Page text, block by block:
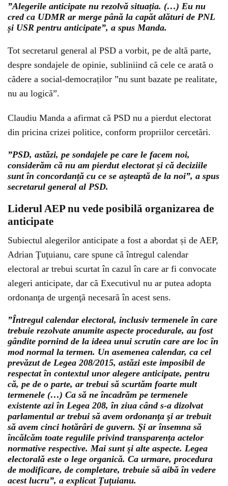
”Alegerile anticipate nu rezolvă situația. (…) Eu nu
cred ca UDMR ar merge până la capăt alături de PNL
și USR pentru anticipate”, a spus Manda.
Tot secretarul general al PSD a vorbit, pe de altă parte,
despre sondajele de opinie, subliniind că cele ce arată o
cădere a social-democraților ”nu sunt bazate pe realitate,
nu au logică”.
Claudiu Manda a afirmat că PSD nu a pierdut electorat
din pricina crizei politice, conform propriilor cercetări.
”PSD, astăzi, pe sondajele pe care le facem noi,
considerăm că nu am pierdut electorat și că deciziile
sunt în concordanță cu ce se așteaptă de la noi”, a spus
secretarul general al PSD.
Liderul AEP nu vede posibilă organizarea de
anticipate
Subiectul alegerilor anticipate a fost a abordat și de AEP,
Adrian Ţuţuianu, care spune că întregul calendar
electoral ar trebui scurtat în cazul în care ar fi convocate
alegeri anticipate, dar că Executivul nu ar putea adopta
ordonanţa de urgenţă necesară în acest sens.
”Întregul calendar electoral, inclusiv termenele în care
trebuie rezolvate anumite aspecte procedurale, au fost
gândite pornind de la ideea unui scrutin care are loc în
mod normal la termen. Un asemenea calendar, ca cel
prevăzut de Legea 208/2015, astăzi este imposibil de
respectat în contextul unor alegere anticipate, pentru
că, pe de o parte, ar trebui să scurtăm foarte mult
termenele (…) Ca să ne încadrăm pe termenele
existente azi în Legea 208, în ziua când s-a dizolvat
parlamentul ar trebui să avem ordonanţa şi ar trebuit
să avem cinci hotărâri de guvern. Şi ar însemna să
încălcăm toate regulile privind transparenţa actelor
normative respective. Mai sunt şi alte aspecte. Legea
electorală este o lege organică. Ca urmare, procedura
de modificare, de completare, trebuie să aibă în vedere
acest lucru”, a explicat Ţuţuianu.